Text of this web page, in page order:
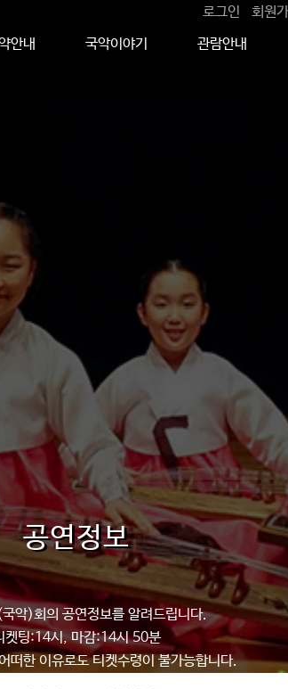
로그인 회원
안내 국악이야기 관람안내
공연정보
악)회의 공연정보를 알려드립니다.
켓팅:14시, 마감:14시 50분
떠한 이유로도 티켓수령이 불가능합니다.